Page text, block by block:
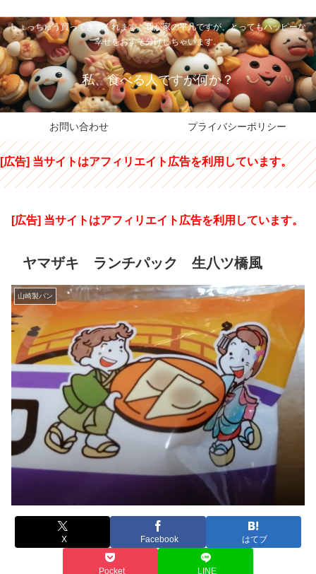
しょっちゅう買ってきてくれます。我が家の平凡ですが、とってもハッピーな
幸せをおすそ分けしちゃいます。
私、食べる人ですが何か？
お問い合わせ プライバシーポリシー
[広告] 当サイトはアフィリエイト広告を利用しています。
[広告] 当サイトはアフィリエイト広告を利用しています。
ヤマザキ ランチパック 生八ツ橋風
山崎製パン
X Facebook はてブ
Pocket LINE